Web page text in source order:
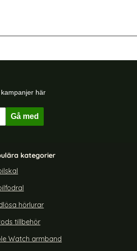
S23 Fodral I Äkta Läder - Välj Färg!
Galaxy S23 Fodral I Äkta Läder -
Välj Färg! (Röd)
pris
kr
här
Gå med
kategorier
hörlurar
tillbehör
Watch armband